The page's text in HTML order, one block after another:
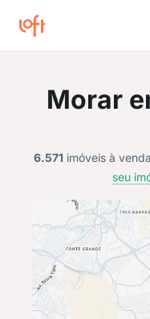
Morar
6.571 imóveis à
seu